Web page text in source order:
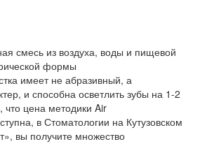
смесь из воздуха, воды и пищевой
формы
имеет не абразивный, а
и способна осветлить зубы на 1-2
цена методики Air
в Стоматологии на Кутузовском
вы получите множество